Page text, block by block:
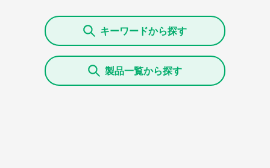
キーワードから探す
製品一覧から探す